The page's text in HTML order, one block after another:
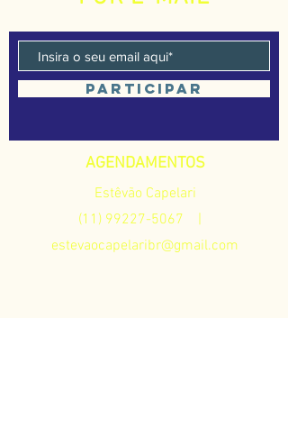
Participar
AGENDAMENTOS
Estêvão Capelari
(11) 99227-5067 |
estevaocapelaribr@gmail.com